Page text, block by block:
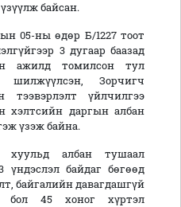
байсан.
05-ны өдөр Б/1227 тоот
3 дугаар баазад
ажилд томилсон тул
шилжүүлсэн, Зорчигч
тээвэрлэлт үйлчилгээ
хэлтсийн даргын албан
үзэж байна.
хуульд албан тушаал
байдаг бөгөөд
байгалийн давагдашгүй
бол 45 хоног хүртэл